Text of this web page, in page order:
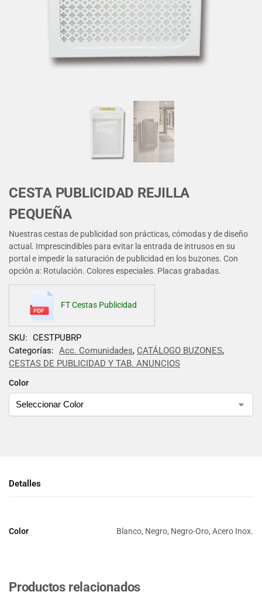
CESTA PUBLICIDAD REJILLA
PEQUEÑA
Color
SKU: CESTPUBRP
Categorías: Acc. Comunidades, CATÁLOGO BUZONES,
CESTAS DE PUBLICIDAD Y TAB. ANUNCIOS
Nuestras cestas de publicidad son prácticas, cómodas y de diseño
actual. Imprescindibles para evitar la entrada de intrusos en su
portal e impedir la saturación de publicidad en los buzones. Con
opción a: Rotulación. Colores especiales. Placas grabadas.
FT Cestas Publicidad
Detalles
Color Blanco, Negro, Negro-Oro, Acero Inox.
Productos relacionados